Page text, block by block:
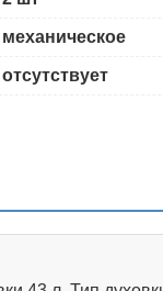
механическое
отсутствует